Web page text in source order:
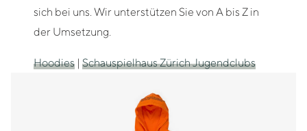
sich bei uns. Wir unterstützen Sie von A bis Z in
der Umsetzung.
Hoodies |Schauspielhaus Zürich Jugendclubs